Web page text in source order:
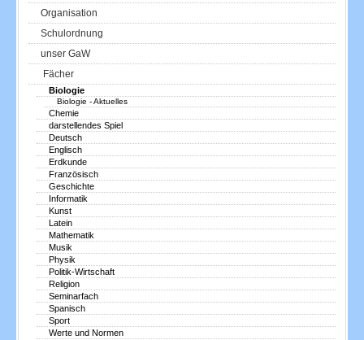
Organisation
Schulordnung
unser GaW
Fächer
Biologie
Biologie - Aktuelles
Chemie
darstellendes Spiel
Deutsch
Englisch
Erdkunde
Französisch
Geschichte
Informatik
Kunst
Latein
Mathematik
Musik
Physik
Politik-Wirtschaft
Religion
Seminarfach
Spanisch
Sport
Werte und Normen